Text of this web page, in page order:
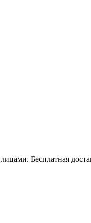
Бесплатная